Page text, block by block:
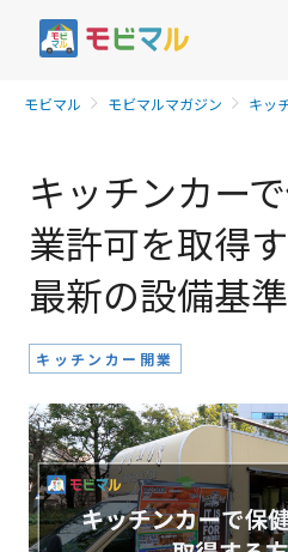
モビマル モビマルマガジン キッ
キッチンカー
業許可を取得
最新の設備基
キッチンカー開業